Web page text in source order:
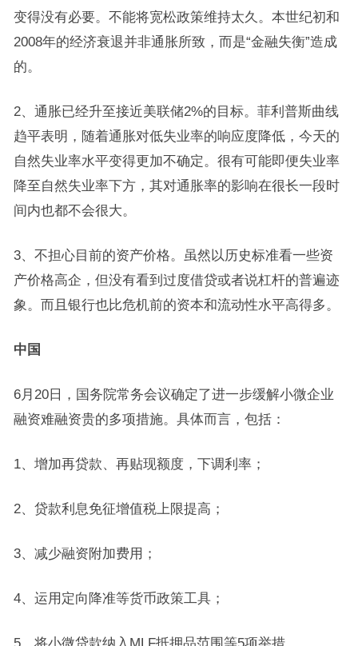
变得没有必要。不能将宽松政策维持太久。本世纪初和
2008年的经济衰退并非通胀所致，而是“金融失衡”造成
的。
2、通胀已经升至接近美联储2%的目标。菲利普斯曲线
趋平表明，随着通胀对低失业率的响应度降低，今天的
自然失业率水平变得更加不确定。很有可能即便失业率
降至自然失业率下方，其对通胀率的影响在很长一段时
间内也都不会很大。
3、不担心目前的资产价格。虽然以历史标准看一些资
产价格高企，但没有看到过度借贷或者说杠杆的普遍迹
象。而且银行也比危机前的资本和流动性水平高得多。
中国
6月20日，国务院常务会议确定了进一步缓解小微企业
融资难融资贵的多项措施。具体而言，包括：
1、增加再贷款、再贴现额度，下调利率；
2、贷款利息免征增值税上限提高；
3、减少融资附加费用；
4、运用定向降准等货币政策工具；
5、将小微贷款纳入MLF抵押品范围等5项举措。